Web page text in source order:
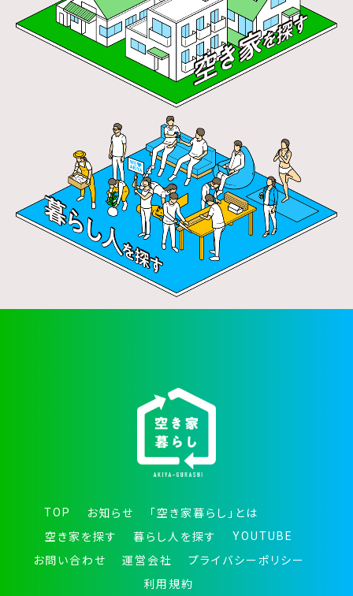
TOP お知らせ
「空き家暮らし」とは
空き家を探す
暮らし人を探す
YOUTUBE
お問い合わせ
運営会社
プライバシーポリシー
利用規約